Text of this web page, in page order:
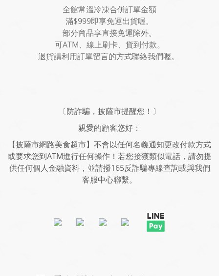
全館常溫冷凍合併訂單金額
滿$999即享免運出貨喔。
部分商品享直接免運除外。
可ATM、線上刷卡、貨到付款。
退貨請利用訂單留言的方式聯絡我們喔。
〔防詐騙，披薩市提醒您！〕
親愛的顧客您好：
【披薩市網路美食超市】不會以任何名義通知更改付款方式
或要求您到ATM進行任何操作！若您接獲類似電話，請勿提
供任何個人金融資料，並請撥165反詐騙專線查詢或與我們
客服中心聯繫。